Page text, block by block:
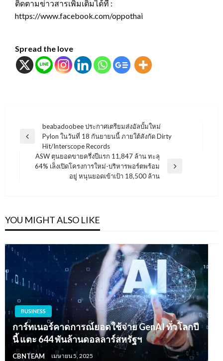
ติดตามข่าวสารเพิ่มเติมได้ที่ :
https://www.facebook.com/oppothai
Spread the love
แนะแนว
เรื่อง
Previous
beabadoobee ประกาศเตรียมส่งอัลบั้มใหม่
Pylon ในวันที่ 18 กันยายนนี้ ภายใต้สังกัด Dirty
Hit/Interscope Records
Next
ASW ตุนยอดขายครึ่งปีแรก 11,847 ล้าน ทะลุ
64% เล็งเปิดโครงการใหม่-บริหารพอร์ตพร้อม
อยู่ หนุนยอดเข้าเป้า 18,500 ล้าน
YOU MIGHT ALSO LIKE
BUSINESS
การ์ทเนอร์คาดการณ์ยอดใช้จ่าย GenAI ทั่วโลกปี
นี้ แตะ 644 พันล้านดอลลาร์สหรัฐฯ
CBNTEAM เมษายน 5, 2025